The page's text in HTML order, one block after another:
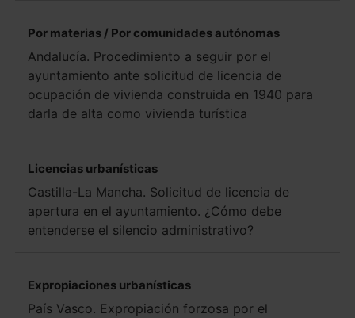
Por materias / Por comunidades autónomas
Andalucía. Procedimiento a seguir por el
ayuntamiento ante solicitud de licencia de
ocupación de vivienda construida en 1940 para
darla de alta como vivienda turística
Licencias urbanísticas
Castilla-La Mancha. Solicitud de licencia de
apertura en el ayuntamiento. ¿Cómo debe
entenderse el silencio administrativo?
Expropiaciones urbanísticas
País Vasco. Expropiación forzosa por el